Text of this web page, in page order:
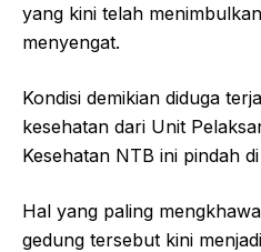
yang kini telah
menyengat.
Kondisi demikian diduga
kesehatan dari Unit
Kesehatan NTB ini pindah
Hal yang paling
gedung tersebut kini